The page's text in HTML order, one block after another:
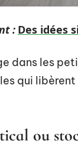
: Des idées
dans les
qui
ou